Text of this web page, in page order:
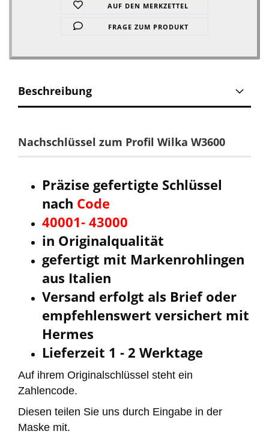
AUF DEN MERKZETTEL
FRAGE ZUM PRODUKT
Beschreibung
Nachschlüssel zum Profil Wilka W3600
Präzise gefertigte Schlüssel
nach Code
40001- 43000
in Originalqualität
gefertigt mit Markenrohlingen
aus Italien
Versand erfolgt als Brief oder
empfehlenswert versichert mit
Hermes
Lieferzeit 1 - 2 Werktage
Auf ihrem Originalschlüssel steht ein
Zahlencode.
Diesen teilen Sie uns durch Eingabe in der
Maske mit.